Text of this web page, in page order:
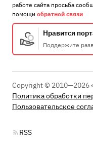
работе сайта просьба
помощи обратной связи
Нравится
Поддержите
Copyright © 2010—2026
Политика обработки
Пользовательское
RSS